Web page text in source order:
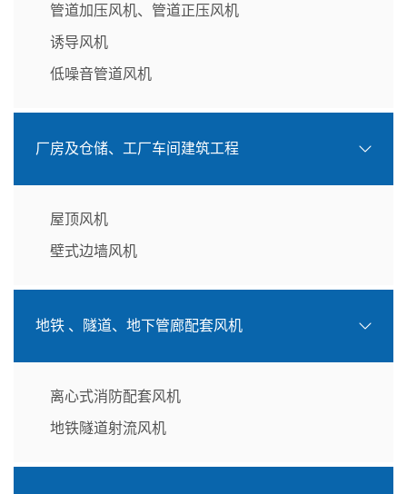
管道加压风机、管道正压风机
诱导风机
低噪音管道风机
厂房及仓储、工厂车间建筑工程
屋顶风机
壁式边墙风机
地铁 、隧道、地下管廊配套风机
离心式消防配套风机
地铁隧道射流风机